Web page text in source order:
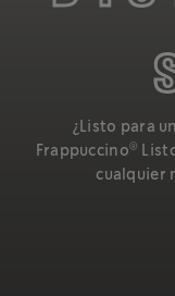
¿Listo para
Frappuccino®
cualquier
El sabor icónico